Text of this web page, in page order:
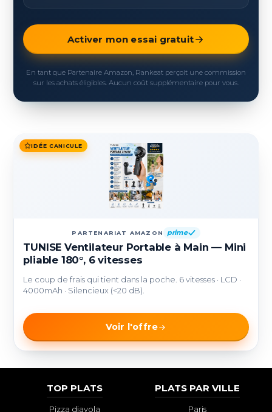
Activer mon essai gratuit
En tant que Partenaire Amazon, Rankeat perçoit une commission
sur les achats éligibles. Aucun coût supplémentaire pour vous.
IDÉE CANICULE
PARTENARIAT AMAZON prime
TUNISE Ventilateur Portable à Main — Mini
pliable 180°, 6 vitesses
Le coup de frais qui tient dans la poche. 6 vitesses · LCD ·
4000mAh · Silencieux (<20 dB).
Voir l'offre
TOP PLATS
Pizza diavola
PLATS PAR VILLE
Paris